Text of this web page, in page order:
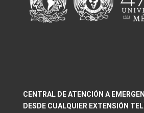
CENTRAL DE ATENCIÓN A
DESDE CUALQUIER EXTENSIÓN